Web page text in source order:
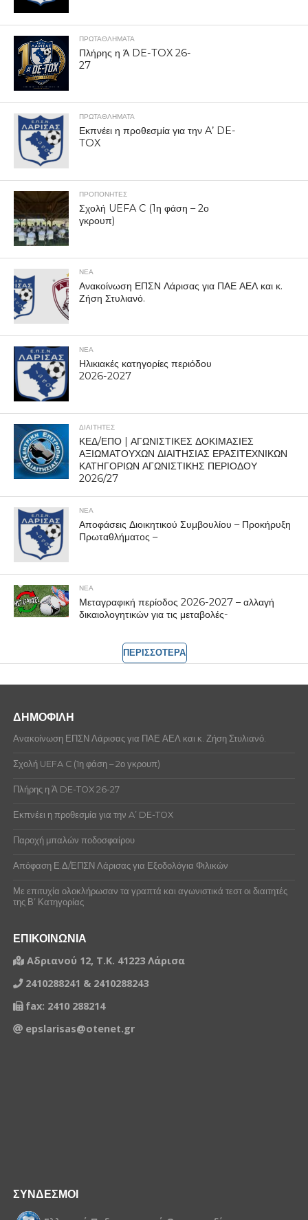
ΠΡΩΤΑΘΛΉΜΑΤΑ
Πλήρης η Ά DE-TOX 26-
27
ΠΡΩΤΑΘΛΉΜΑΤΑ
Εκπνέει η προθεσμία για την A’ DE-
TOX
ΠΡΟΠΟΝΗΤΈΣ
Σχολή UEFA C (1η φάση – 2ο
γκρουπ)
ΝΕΑ
Ανακοίνωση ΕΠΣΝ Λάρισας για ΠΑΕ ΑΕΛ και κ.
Ζήση Στυλιανό.
ΝΕΑ
Ηλικιακές κατηγορίες περιόδου
2026-2027
ΔΙΑΙΤΗΤΕΣ
ΚΕΔ/ΕΠΟ | ΑΓΩΝΙΣΤΙΚΕΣ ΔΟΚΙΜΑΣΙΕΣ
ΑΞΙΩΜΑΤΟΥΧΩΝ ΔΙΑΙΤΗΣΙΑΣ ΕΡΑΣΙΤΕΧΝΙΚΩΝ
ΚΑΤΗΓΟΡΙΩΝ ΑΓΩΝΙΣΤΙΚΗΣ ΠΕΡΙΟΔΟΥ
2026/27
ΝΕΑ
Αποφάσεις Διοικητικού Συμβουλίου – Προκήρυξη
Πρωταθλήματος –
ΝΕΑ
Μεταγραφική περίοδος 2026-2027 – αλλαγή
δικαιολογητικών για τις μεταβολές-
ΠΕΡΙΣΣΟΤΕΡΑ
ΔΗΜΟΦΙΛΗ
Ανακοίνωση ΕΠΣΝ Λάρισας για ΠΑΕ ΑΕΛ και κ. Ζήση Στυλιανό.
Σχολή UEFA C (1η φάση – 2ο γκρουπ)
Πλήρης η Ά DE-TOX 26-27
Εκπνέει η προθεσμία για την A’ DE-TOX
Παροχή μπαλών ποδοσφαίρου
Απόφαση Ε.Δ/ΕΠΣΝ Λάρισας για Εξοδολόγια Φιλικών
Με επιτυχία ολοκλήρωσαν τα γραπτά και αγωνιστικά τεστ οι διαιτητές
της Β’ Κατηγορίας
ΕΠΙΚΟΙΝΩΝΙΑ
Αδριανού 12, Τ.Κ. 41223 Λάρισα
2410288241 & 2410288243
fax: 2410 288214
epslarisas@otenet.gr
ΣΥΝΔΕΣΜΟΙ